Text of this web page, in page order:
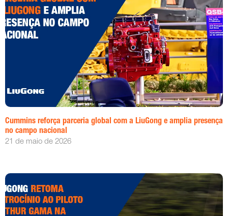
Cummins reforça parceria global com a LiuGong e amplia presença
no campo nacional
21 de maio de 2026